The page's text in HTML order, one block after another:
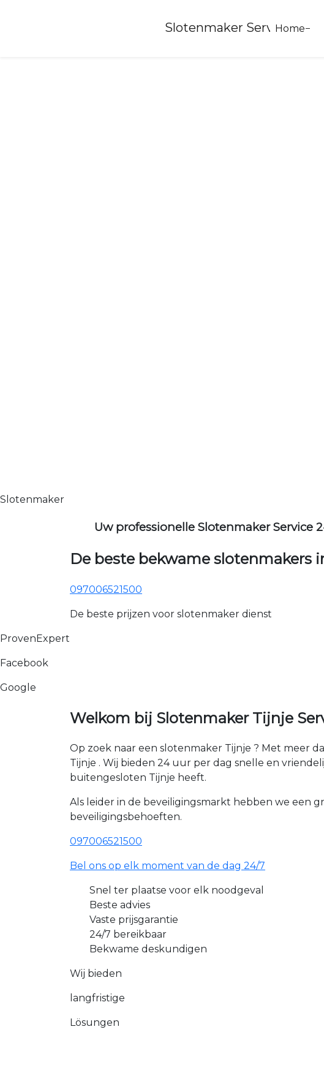
Slotenmaker Service 24
Home
Slotenmaker
Uw professionelle Slotenmaker Service
De beste bekwame slotenmakers
097006521500
De beste prijzen voor slotenmaker dienst
ProvenExpert
Facebook
Google
Welkom bij Slotenmaker Tijnje
Op zoek naar een slotenmaker Tijnje ? Met meer
Tijnje . Wij bieden 24 uur per dag snelle en
buitengesloten Tijnje heeft.
Als leider in de beveiligingsmarkt hebben we een
beveiligingsbehoeften.
097006521500
Bel ons op elk moment van de dag 24/7
Snel ter plaatse voor elk noodgeval
Beste advies
Vaste prijsgarantie
24/7 bereikbaar
Bekwame deskundigen
Wij bieden
langfristige
Lösungen